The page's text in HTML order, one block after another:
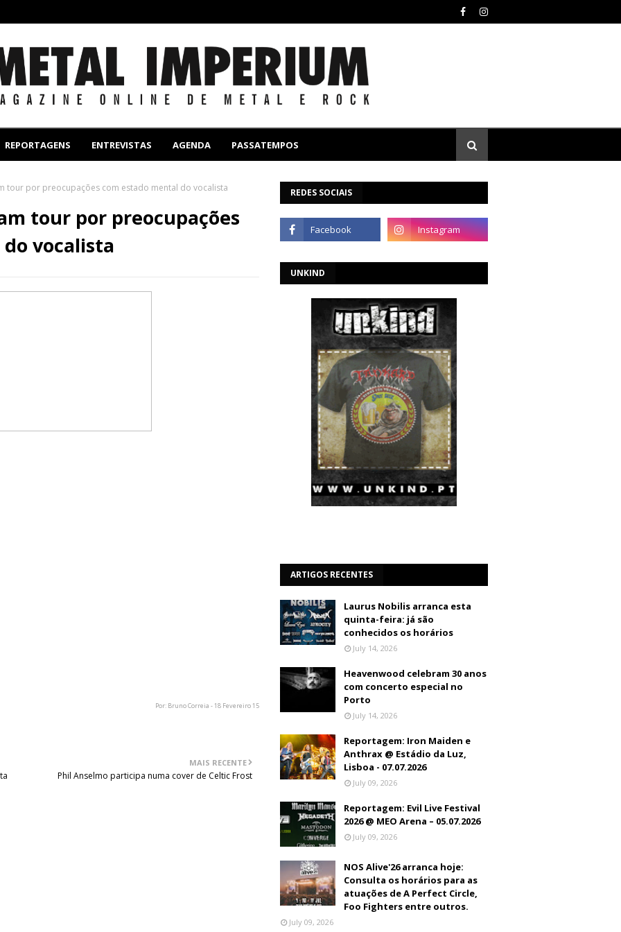
REPORTAGENS ENTREVISTAS AGENDA PASSATEMPOS
tour por preocupações com estado mental do vocalista
tour por preocupações
vocalista
Por: Bruno Correia - 18 Fevereiro 15
MAIS RECENTE
Phil Anselmo participa numa cover de Celtic Frost
REDES SOCIAIS
UNKIND
ARTIGOS RECENTES
Laurus Nobilis arranca esta
quinta-feira: já são
conhecidos os horários
July 14, 2026
Heavenwood celebram 30 anos
com concerto especial no
Porto
July 14, 2026
Reportagem: Iron Maiden e
Anthrax @ Estádio da Luz,
Lisboa - 07.07.2026
July 09, 2026
Reportagem: Evil Live Festival
2026 @ MEO Arena – 05.07.2026
July 09, 2026
NOS Alive'26 arranca hoje:
Consulta os horários para as
atuações de A Perfect Circle,
Foo Fighters entre outros.
July 09, 2026